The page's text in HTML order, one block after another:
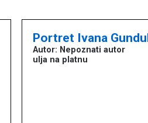
Portret Ivana
Autor: Nepoznati autor
ulja na platnu